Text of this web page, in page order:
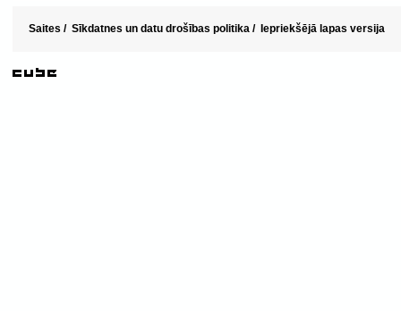
Saites / Sīkdatnes un datu drošības politika / Iepriekšējā lapas versija